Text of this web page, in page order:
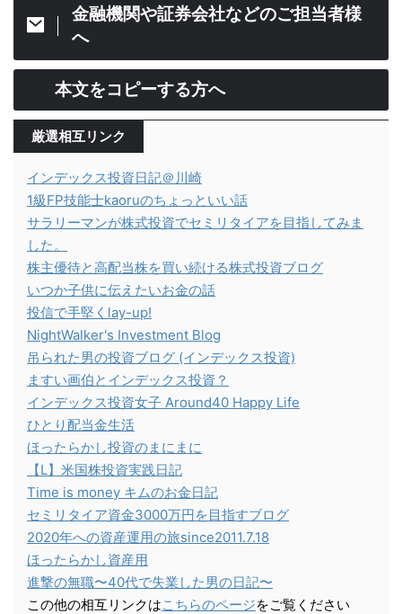
金融機関や証券会社などのご担当者様
へ
本文をコピーする方へ
厳選相互リンク
インデックス投資日記＠川崎
1級FP技能士kaoruのちょっといい話
サラリーマンが株式投資でセミリタイアを目指してみま
した。
株主優待と高配当株を買い続ける株式投資ブログ
いつか子供に伝えたいお金の話
投信で手堅くlay-up!
NightWalker's Investment Blog
吊られた男の投資ブログ (インデックス投資)
ますい画伯とインデックス投資？
インデックス投資女子 Around40 Happy Life
ひとり配当金生活
ほったらかし投資のまにまに
【L】米国株投資実践日記
Time is money キムのお金日記
セミリタイア資金3000万円を目指すブログ
2020年への資産運用の旅since2011.7.18
ほったらかし資産用
進撃の無職〜40代で失業した男の日記〜
この他の相互リンクはこちらのページをご覧ください